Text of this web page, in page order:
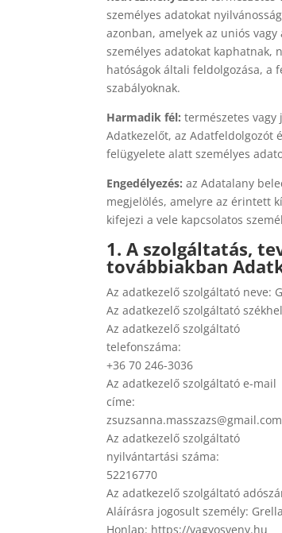
személyes adatokat
azonban, amelyek az uniós
személyes adatokat kaphatnak,
hatóságok általi feldolgozása, a
szabályoknak.
Harmadik fél: természetes vagy
Adatkezelőt, az Adatfeldolgozót
felügyelete alatt személyes
Engedélyezés: az Adatalany
megjelölés, amelyre az érintett
kifejezi a vele kapcsolatos
1. A szolgáltatás,
továbbiakban
Az adatkezelő szolgáltató neve:
Az adatkezelő szolgáltató
Az adatkezelő szolgáltató
telefonszáma:
+36 70 246-3036
Az adatkezelő szolgáltató e-mail
címe:
zsuzsanna.masszazs@gmail.com
Az adatkezelő szolgáltató
nyilvántartási száma:
52216770
Az adatkezelő szolgáltató
Aláírásra jogosult személy:
Honlap: https://vagyosveny.hu